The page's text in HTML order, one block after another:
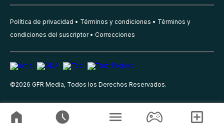
Política de privacidad Términos y condiciones
Términos y
condiciones del suscriptor
Correcciones
©2026 GFR Media, Todos los Derechos Reservados.